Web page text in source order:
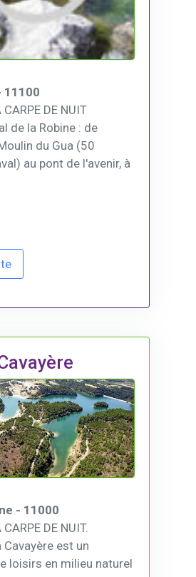
11100
CARPE DE NUIT
de la Robine : de
du Gua (50
au pont de l'avenir, à
- 11000
DE NUIT.
Cavayère est un
loisirs en milieu naturel